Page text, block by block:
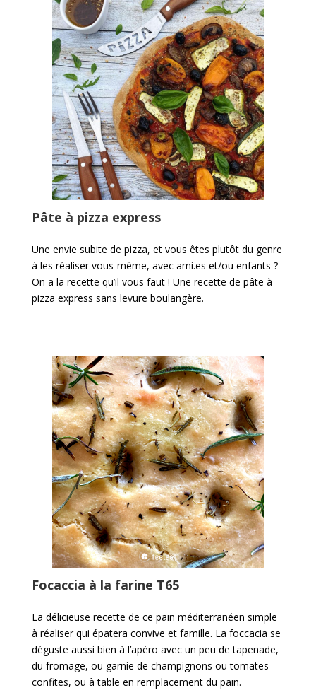
Pâte à pizza express
Une envie subite de pizza, et vous êtes plutôt du genre
à les réaliser vous-même, avec ami.es et/ou enfants ?
On a la recette qu’il vous faut ! Une recette de pâte à
pizza express sans levure boulangère.
Focaccia à la farine T65
La délicieuse recette de ce pain méditerranéen simple
à réaliser qui épatera convive et famille. La foccacia se
déguste aussi bien à l’apéro avec un peu de tapenade,
du fromage, ou garnie de champignons ou tomates
confites, ou à table en remplacement du pain.